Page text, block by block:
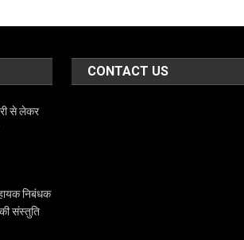
से लेकर
निबंधक
संस्तुति
CONTACT US